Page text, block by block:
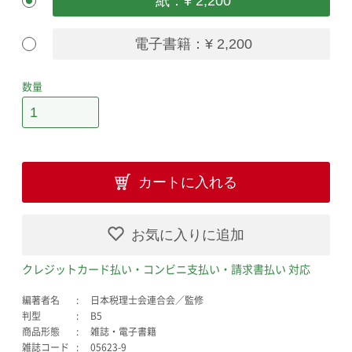
電子書籍：¥ 2,200
数量
カートに入れる
お気に入りに追加
クレジットカード払い・コンビニ支払い・請求書払い 対応
編著者名
日本税理士会連合会／監修
判型
B5
商品形態
雑誌・電子書籍
雑誌コード
05623-9